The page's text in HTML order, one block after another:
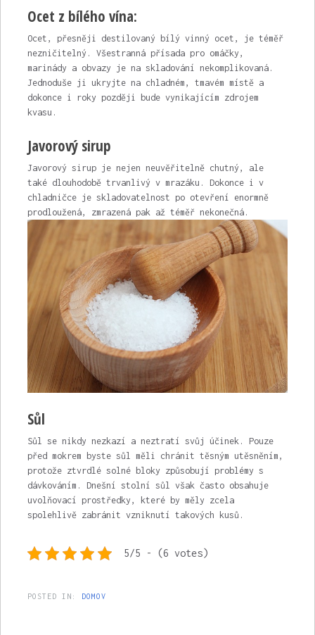
Ocet z bílého vína:
Ocet, přesněji destilovaný bílý vinný ocet, je téměř
nezničitelný. Všestranná přísada pro omáčky,
marinády a obvazy je na skladování nekomplikovaná.
Jednoduše ji ukryjte na chladném, tmavém místě a
dokonce i roky později bude vynikajícím zdrojem
kvasu.
Javorový sirup
Javorový sirup je nejen neuvěřitelně chutný, ale
také dlouhodobě trvanlivý v mrazáku. Dokonce i v
chladničce je skladovatelnost po otevření enormně
prodloužená, zmrazená pak až téměř nekonečná.
Sůl
Sůl se nikdy nezkazí a neztratí svůj účinek. Pouze
před mokrem byste sůl měli chránit těsným utěsněním,
protože ztvrdlé solné bloky způsobují problémy s
dávkováním. Dnešní stolní sůl však často obsahuje
uvolňovací prostředky, které by měly zcela
spolehlivě zabránit vzniknutí takových kusů.
5/5 - (6 votes)
POSTED IN: DOMOV